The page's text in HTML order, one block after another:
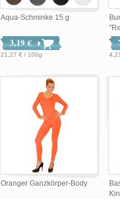
Aqua-Schminke 15 g
3,19 €
21,27 € / 100g
Oranger Ganzkörper-Body